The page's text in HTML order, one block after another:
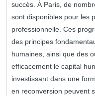
succès. À Paris, de
sont disponibles pour les
professionnelle. Ces
des principes
humaines, ainsi que des
efficacement le capital
investissant dans une
en reconversion peuvent